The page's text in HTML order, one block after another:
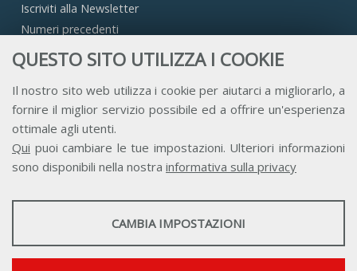
QUESTO SITO UTILIZZA I COOKIE
Il nostro sito web utilizza i cookie per aiutarci a migliorarlo, a
fornire il miglior servizio possibile ed a offrire un'esperienza
ottimale agli utenti.
Qui puoi cambiare le tue impostazioni. Ulteriori informazioni
sono disponibili nella nostra informativa sulla privacy
STATISTICHE
CAMBIA IMPOSTAZIONI
Iscriviti alla Newsletter
Numeri precedenti
Accesso Aderenti
Accesso Consulta
Accesso Team
Contatti Privacy Trasparenza Credits